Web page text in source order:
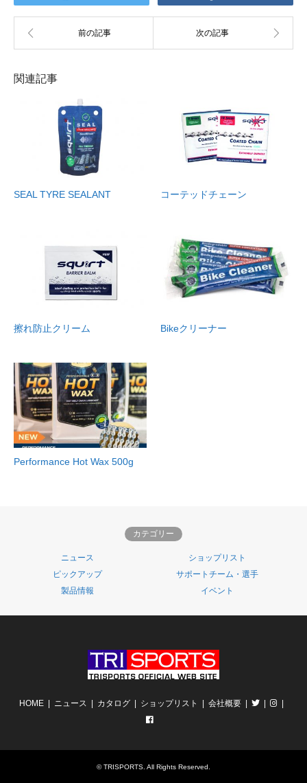
関連記事
SEAL TYRE SEALANT コーテッドチェーン
擦れ防止クリーム Bikeクリーナー
Performance Hot Wax 500g
カテゴリー
ニュース
ショップリスト
ピックアップ
サポートチーム・選手
製品情報
イベント
HOME ニュース カタログ ショップリスト 会社概要
©TRISPORTS. All Rights Reserved.